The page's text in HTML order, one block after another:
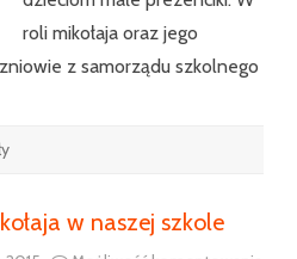
roli mikołaja oraz jego
z samorządu szkolnego
w naszej szkole